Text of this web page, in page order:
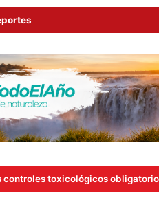
obligatorios para concejales